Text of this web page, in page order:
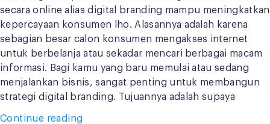
secara online alias digital branding mampu meningkatkan
kepercayaan konsumen lho. Alasannya adalah karena
sebagian besar calon konsumen mengakses internet
untuk berbelanja atau sekadar mencari berbagai macam
informasi. Bagi kamu yang baru memulai atau sedang
menjalankan bisnis, sangat penting untuk membangun
strategi digital branding. Tujuannya adalah supaya
Continue reading“Banyak